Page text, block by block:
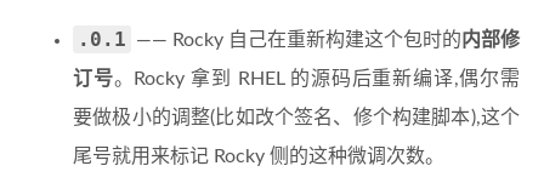
.0.1 —— Rocky 自己在重新构建这个包时的 内部修
订号。Rocky 拿到 RHEL 的源码后重新编译,偶尔需
要做极小的调整(比如改个签名、修个构建脚本),这个
尾号就用来标记 Rocky 侧的这种微调次数。